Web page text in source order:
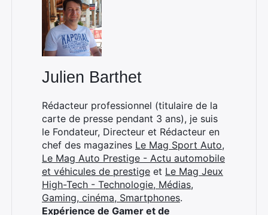
Julien Barthet
Rédacteur professionnel (titulaire de la
carte de presse pendant 3 ans), je suis
le Fondateur, Directeur et Rédacteur en
chef des magazines Le Mag Sport Auto,
Le Mag Auto Prestige - Actu automobile
et véhicules de prestige et Le Mag Jeux
High-Tech - Technologie, Médias,
Gaming, cinéma, Smartphones.
Expérience de Gamer et de